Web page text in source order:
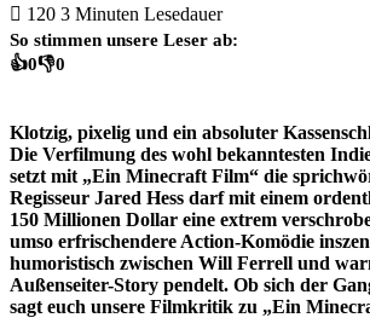
120 3 Minuten Lesedauer
So stimmen unsere Leser ab:
👍0👎0
Klotzig, pixelig und ein absoluter
Die Verfilmung des wohl bekanntesten
setzt mit „Ein Minecraft Film“ die
Regisseur Jared Hess darf mit einem
150 Millionen Dollar eine extrem
umso erfrischendere Action-Komödie
humoristisch zwischen Will Ferrell und
Außenseiter-Story pendelt. Ob sich der
sagt euch unsere Filmkritik zu „Ein